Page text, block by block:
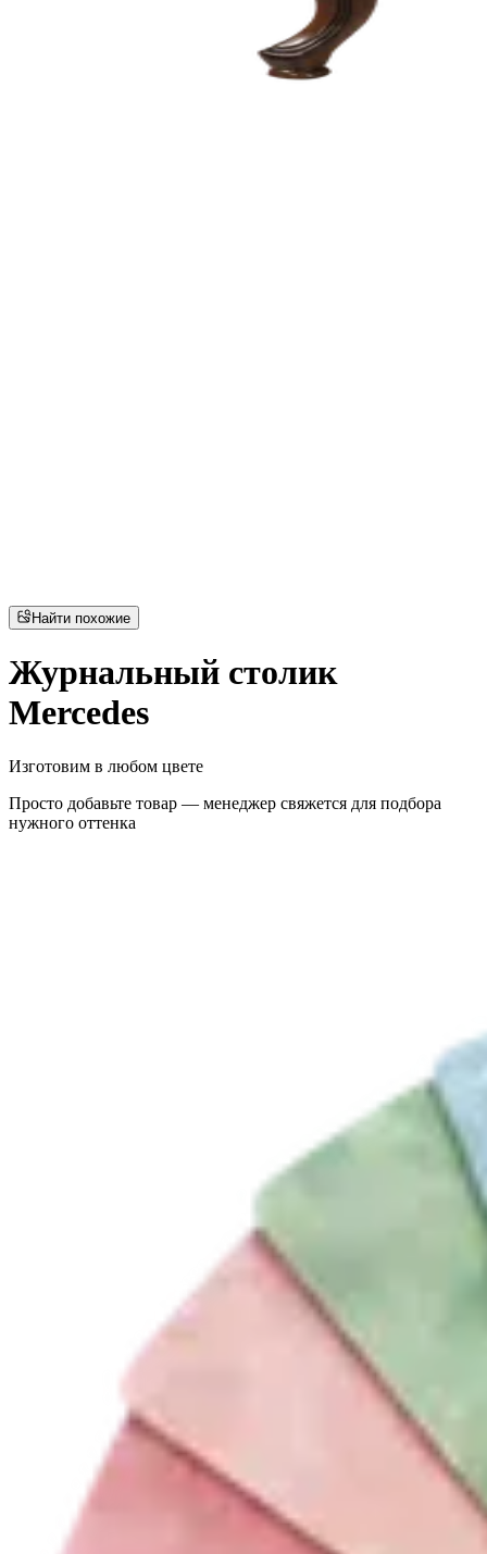
Найти похожие
Журнальный столик
Mercedes
Изготовим в любом цвете
Просто добавьте товар — менеджер свяжется для подбора
нужного оттенка